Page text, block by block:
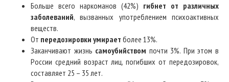
Больше всего наркоманов (42%) гибнет от различных
заболеваний, вызванных употреблением психоактивных
веществ.
От передозировки умирает более 13%.
Заканчивают жизнь самоубийством почти 3%. При этом в
России средний возраст лиц, погибших от передозировок,
составляет 25 – 35 лет.